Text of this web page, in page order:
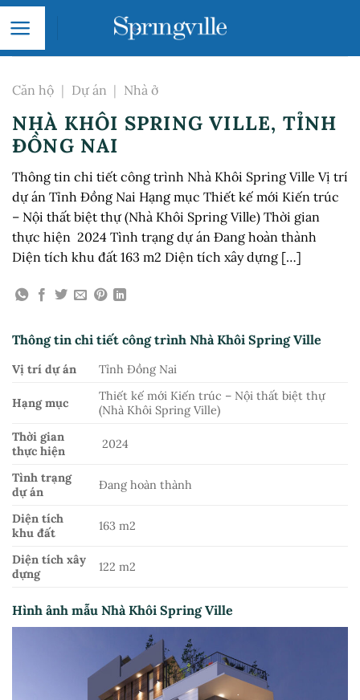
Skip
to
content
Căn hộ | Dự án | Nhà ở
NHÀ KHÔI SPRING VILLE, TỈNH
ĐỒNG NAI
Thông tin chi tiết công trình Nhà Khôi Spring Ville Vị trí
dự án Tỉnh Đồng Nai Hạng mục Thiết kế mới Kiến trúc
– Nội thất biệt thự (Nhà Khôi Spring Ville) Thời gian
thực hiện 2024 Tình trạng dự án Đang hoàn thành
Diện tích khu đất 163 m2 Diện tích xây dựng […]
Thông tin chi tiết công trình Nhà Khôi Spring Ville
Vị trí dự án Tỉnh Đồng Nai
Hạng mục
Thiết kế mới Kiến trúc – Nội thất biệt thự
(Nhà Khôi Spring Ville)
Thời gian
thực hiện
2024
Tình trạng
dự án
Đang hoàn thành
Diện tích
khu đất
163 m2
Diện tích xây
dựng
122 m2
Hình ảnh mẫu Nhà Khôi Spring Ville